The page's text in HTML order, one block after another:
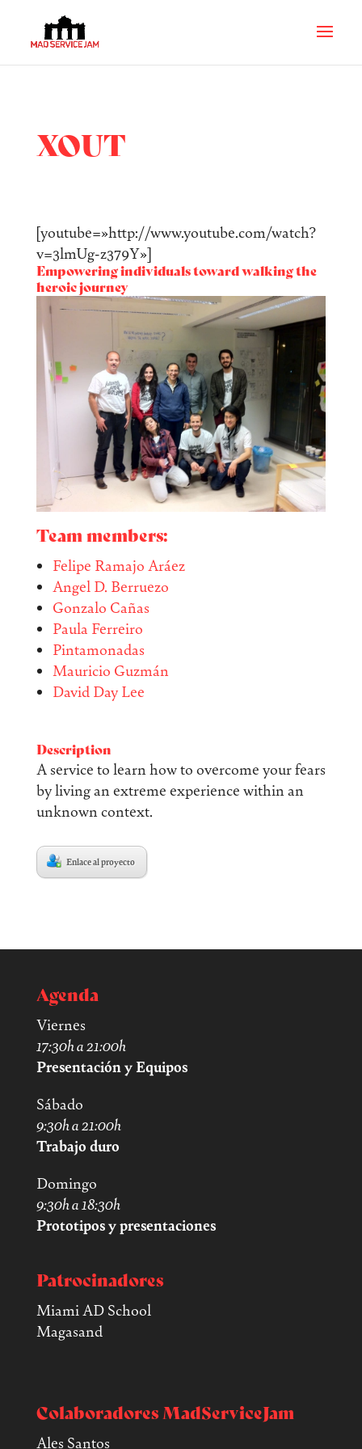
XOUT
[youtube=»http://www.youtube.com/watch?
v=3lmUg-z379Y»]
Empowering individuals toward walking the
heroic journey
Team members:
Felipe Ramajo Aráez
Angel D. Berruezo
Gonzalo Cañas
Paula Ferreiro
Pintamonadas
Mauricio Guzmán
David Day Lee
Description
A service to learn how to overcome your fears
by living an extreme experience within an
unknown context.
Enlace al proyecto
Agenda
Viernes
17:30h a 21:00h
Presentación y Equipos
Sábado
9:30h a 21:00h
Trabajo duro
Domingo
9:30h a 18:30h
Prototipos y presentaciones
Patrocinadores
Miami AD School
Magasand
Colaboradores MadServiceJam
Ales Santos